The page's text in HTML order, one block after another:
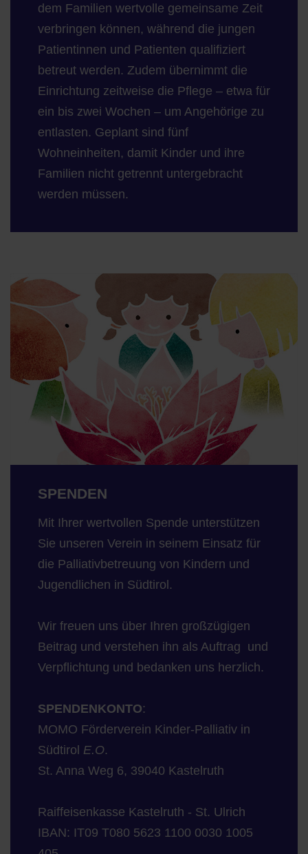
dem Familien wertvolle gemeinsame Zeit
verbringen können, während die jungen
Patientinnen und Patienten qualifiziert
betreut werden. Zudem übernimmt die
Einrichtung zeitweise die Pflege – etwa für
ein bis zwei Wochen – um Angehörige zu
entlasten. Geplant sind fünf
Wohneinheiten, damit Kinder und ihre
Familien nicht getrennt untergebracht
werden müssen.
SPENDEN
Mit Ihrer wertvollen Spende unterstützen
Sie unseren Verein in seinem Einsatz für
die Palliativbetreuung von Kindern und
Jugendlichen in Südtirol.
Wir freuen uns über Ihren großzügigen
Beitrag und verstehen ihn als Auftrag und
Verpflichtung und bedanken uns herzlich.
SPENDENKONTO:
MOMO Förderverein Kinder-Palliativ in
Südtirol E.O.
St. Anna Weg 6, 39040 Kastelruth
Raiffeisenkasse Kastelruth - St. Ulrich
IBAN: IT09 T080 5623 1100 0030 1005